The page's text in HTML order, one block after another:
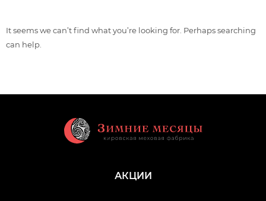
It seems we can’t find what you’re looking for. Perhaps searching
can help.
АКЦИИ